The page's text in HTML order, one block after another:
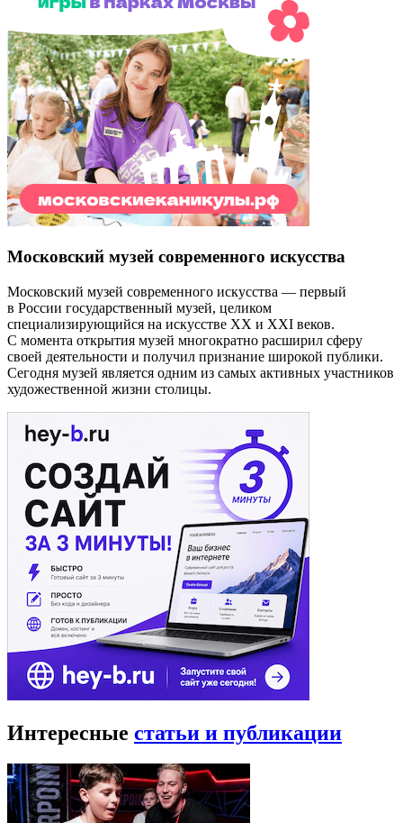
Московский музей современного искусства
Московский музей современного искусства — первый
в России государственный музей, целиком
специализирующийся на искусстве XX и XXI веков.
С момента открытия музей многократно расширил сферу
своей деятельности и получил признание широкой публики.
Сегодня музей является одним из самых активных участников
художественной жизни столицы.
Интересные статьи и публикации